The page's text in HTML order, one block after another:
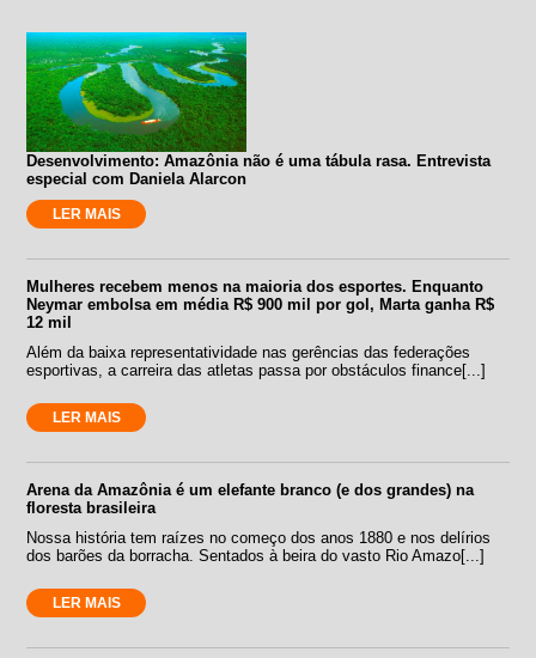
Desenvolvimento: Amazônia não é uma tábula rasa. Entrevista
especial com Daniela Alarcon
LER MAIS
Mulheres recebem menos na maioria dos esportes. Enquanto
Neymar embolsa em média R$ 900 mil por gol, Marta ganha R$
12 mil
Além da baixa representatividade nas gerências das federações
esportivas, a carreira das atletas passa por obstáculos finance[...]
LER MAIS
Arena da Amazônia é um elefante branco (e dos grandes) na
floresta brasileira
Nossa história tem raízes no começo dos anos 1880 e nos delírios
dos barões da borracha. Sentados à beira do vasto Rio Amazo[...]
LER MAIS